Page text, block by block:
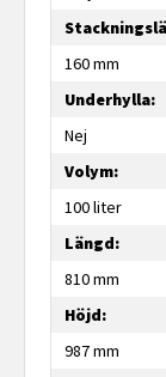
160 mm
Underhylla:
Nej
Volym:
100 liter
Längd:
810 mm
Höjd:
987 mm